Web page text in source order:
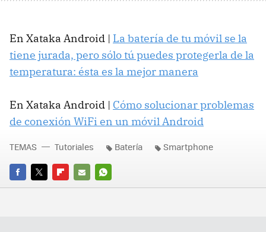
En Xataka Android | La batería de tu móvil se la
tiene jurada, pero sólo tú puedes protegerla de la
temperatura: ésta es la mejor manera
En Xataka Android | Cómo solucionar problemas
de conexión WiFi en un móvil Android
FACEBOOK
TWITTERFLIPBOARD
E-
WHATSAPP
TEMAS Tutoriales Batería Smartphone